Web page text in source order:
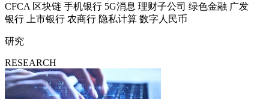
CFCA 区块链 手机银行 5G消息 理财子公司 绿色金融 广发
银行
上市银行 农商行 隐私计算 数字人民币
研究
RESEARCH